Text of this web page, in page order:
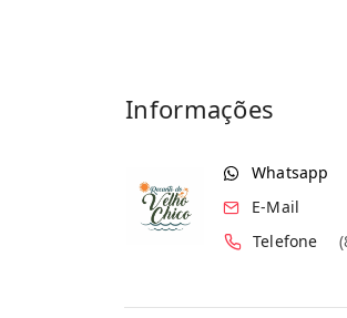
Informações
Whatsapp
E-Mail
Telefone